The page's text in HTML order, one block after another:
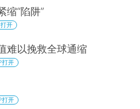
缩“陷阱”
开
难以挽救全球通缩
打开
打开